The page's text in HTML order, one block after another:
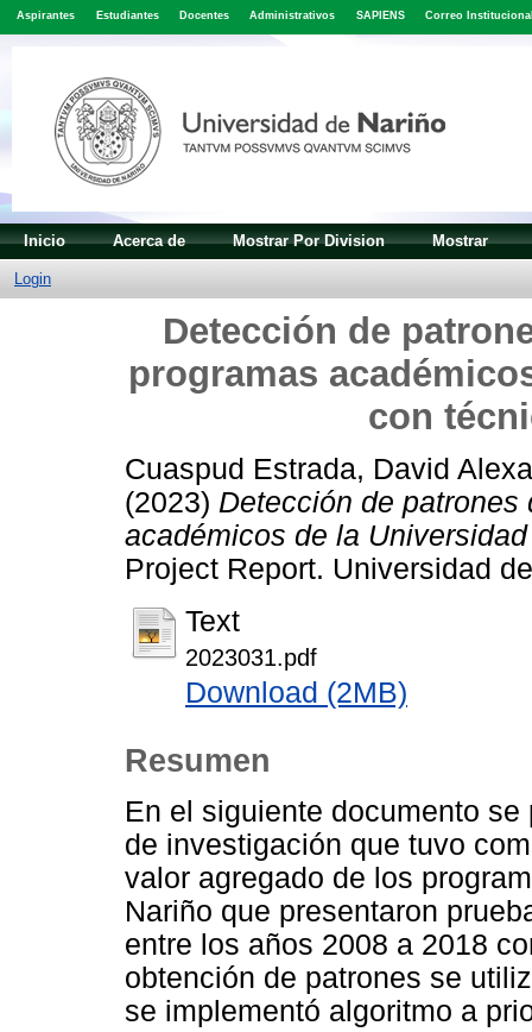
Aspirantes Estudiantes Docentes Administrativos SAPIENS Correo
Inicio Acerca de Mostrar Por Division Mostrar
Login
Detección de
programas
con
Cuaspud Estrada, David
(2023) Detección de patrones
académicos de la
Project Report. Universidad
Text
2023031.pdf
Download (2MB)
Resumen
En el siguiente documento
de investigación que tuvo
valor agregado de los
Nariño que presentaron
entre los años 2008 a 2018
obtención de patrones se
se implementó algoritmo a